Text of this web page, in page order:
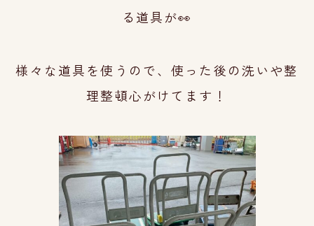
る道具が👀
様々な道具を使うので、使った後の洗いや整
理整頓心がけてます！